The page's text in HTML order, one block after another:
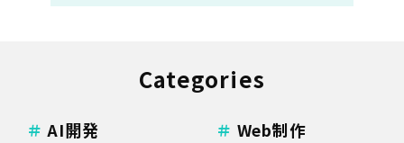
Categories
AI開発 Web制作